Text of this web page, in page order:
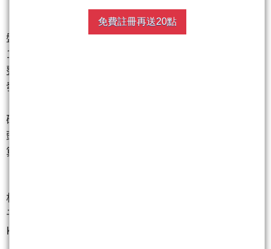
盤面上，權王台積電（2330）今雖然開高，一度來到
1,870元，但之後漲勢收斂，盤中大多時間在平盤附近
整理，並未能有效帶動整體電子權值股全面轉強。聯
發科
確主攻部隊。昨天重挫後，市場原本期待權值股能帶
頭反攻，但從今天盤中表現來看，資金顯然還沒有打
算全面回頭擁抱大型電子股。
相較之下，資金今日明顯轉向熱門題材股，尤其矽光
子與光通訊仍是盤面最搶眼的一群。眾達-
KY
免費註冊再送20點